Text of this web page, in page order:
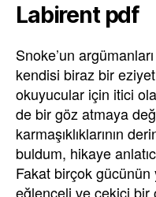
Labirent pdf
Snoke’un
kendisi biraz bir
okuyucular için itici
de bir göz atmaya
karmaşıklıklarının
buldum, hikaye
Fakat birçok gücünün
eğlenceli ve çekici